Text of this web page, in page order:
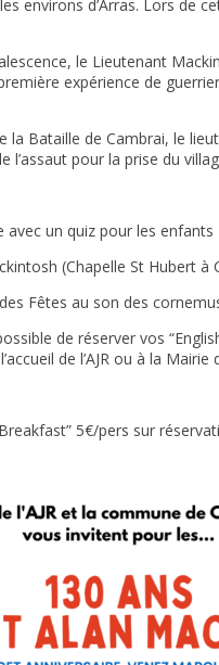
environs d’Arras. Lors de
le Lieutenant
expérience de
Bataille de Cambrai, le
l’assaut pour la prise du
un quiz pour les enfants
(Chapelle St Hubert à
Fêtes au son des
de réserver vos
de l’AJR ou à la
5€/pers sur